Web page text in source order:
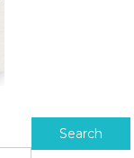
Search for: